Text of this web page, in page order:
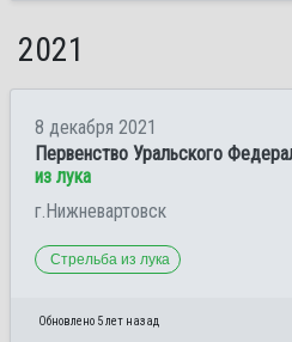
2021
8 декабря 2021
Первенство Уральского
из лука
г.Нижневартовск
Стрельба из лука
Обновлено 5 лет назад